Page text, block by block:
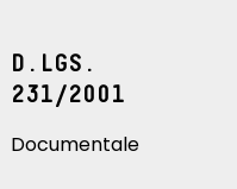
D.LGS.
231/2001
Documentale